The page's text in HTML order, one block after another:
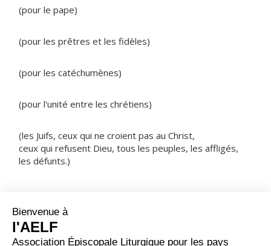
(pour le pape)
(pour les prêtres et les fidèles)
(pour les catéchumènes)
(pour l'unité entre les chrétiens)
(les Juifs, ceux qui ne croient pas au Christ,
ceux qui refusent Dieu, tous les peuples, les affligés,
les défunts.)
ORAISON
Regarde, Seigneur, nous t’en prions, la famille qui